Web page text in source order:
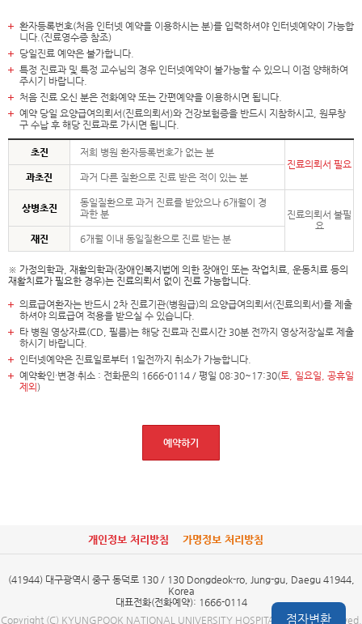
환자등록번호(처음 인터넷 예약을 이용하시는 분)를 입력하셔야 인터넷예약이 가능합
니다.(진료영수증 참조)
당일진료 예약은 불가합니다.
특정 진료과 및 특정 교수님의 경우 인터넷예약이 불가능할 수 있으니 이점 양해하여
주시기 바랍니다.
처음 진료 오신 분은 전화예약 또는 간편예약을 이용하시면 됩니다.
예약 당일 요양급여의뢰서(진료의뢰서)와 건강보험증을 반드시 지참하시고, 원무창
구 수납 후 해당 진료과로 가시면 됩니다.
초진
저희 병원 환자등록번호가 없는 분
진료의뢰서 필요
과초진
과거 다른 질환으로 진료 받은 적이 있는 분
상병초진
동일질환으로 과거 진료를 받았으나 6개월이 경
과한 분
진료의뢰서 불필
요
재진
6개월 이내 동일질환으로 진료 받는 분
※ 가정의학과, 재활의학과(장애인복지법에 의한 장애인 또는 작업치료, 운동치료 등의
재활치료가 필요한 경우)는 진료의뢰서 없이 진료 가능합니다.
의료급여환자는 반드시 2차 진료기관(병원급)의 요양급여의뢰서(진료의뢰서)를 제출
하셔야 의료급여 적용을 받으실 수 있습니다.
타 병원 영상자료(CD, 필름)는 해당 진료과 진료시간 30분 전까지 영상저장실로 제출
하시기 바랍니다.
인터넷예약은 진료일로부터 1일전까지 취소가 가능합니다.
예약확인·변경·취소 : 전화문의 1666-0114 / 평일 08:30~17:30(토, 일요일, 공휴일
제외)
예약하기
개인정보 처리방침 가명정보 처리방침
(41944) 대구광역시 중구 동덕로 130 / 130 Dongdeok-ro, Jung-gu, Daegu 41944,
Korea
대표전화(전화예약): 1666-0114
Copyright (C) KYUNGPOOK NATIONAL UNIVERSITY HOSPITAL. all right reserved.
점자변환